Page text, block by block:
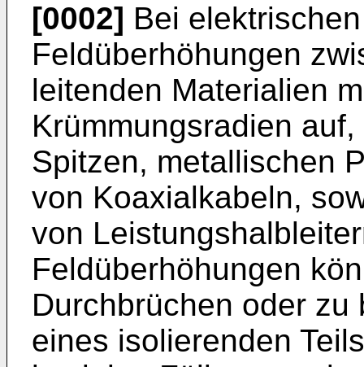
[0002] Bei
Feldüberhöhungen
leitenden Materialien
Krümmungsradien
Spitzen, metallischen
von Koaxialkabeln,
von
Feldüberhöhungen
Durchbrüchen oder
eines isolierenden